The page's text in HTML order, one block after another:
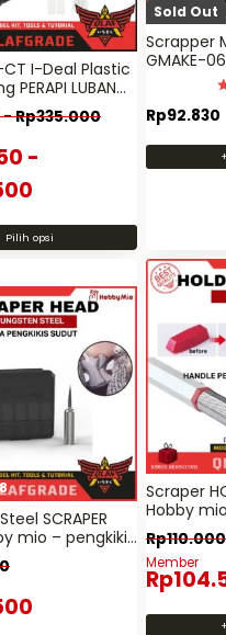
CT I-Deal Plastic
LUBANG
-Rp335.000
-
Pilih opsi
Sold Out
Scrapper
GMAKE-
DIY
5
Rp92.830
SCRAPER
mio – pengkikis
corners
bevel pingul
Scraper
Hobby
scraper
Rp110.000
Member
Rp